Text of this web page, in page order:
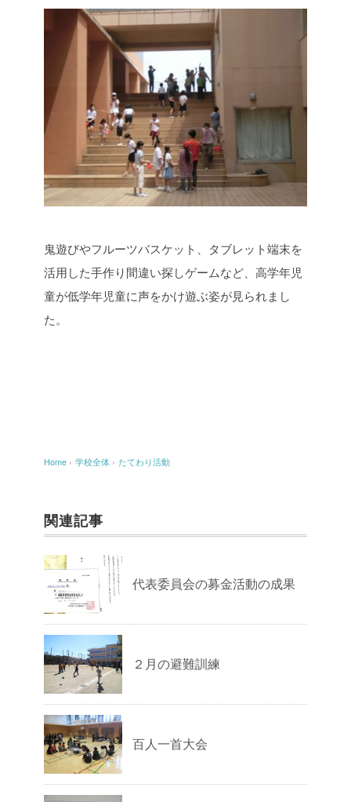
鬼遊びやフルーツバスケット、タブレット端末を
活用した手作り間違い探しゲームなど、高学年児
童が低学年児童に声をかけ遊ぶ姿が見られまし
た。
Home › 学校全体 › たてわり活動
関連記事
代表委員会の募金活動の成果
２月の避難訓練
百人一首大会